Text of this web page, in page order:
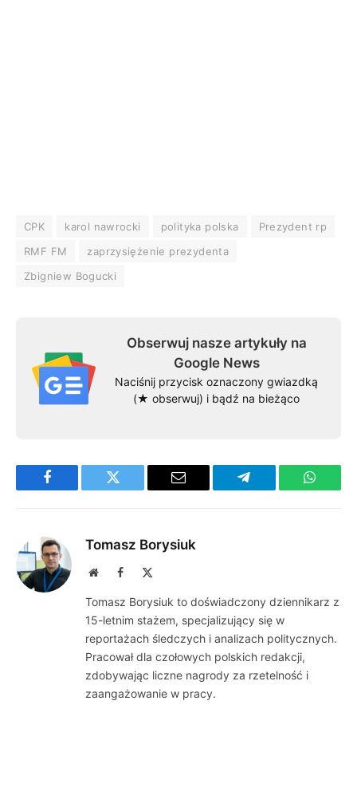
CPK karol nawrocki polityka polska
Prezydent rp
RMF FM
zaprzysiężenie prezydenta
Zbigniew Bogucki
Obserwuj nasze artykuły na
Google News
Naciśnij przycisk oznaczony gwiazdką
(★ obserwuj) i bądź na bieżąco
Facebook Twitter Email Telegram
Tomasz Borysiuk
WebsiteFacebook
Tomasz Borysiuk to doświadczony dziennikarz z
15-letnim stażem, specjalizujący się w
reportażach śledczych i analizach politycznych.
Pracował dla czołowych polskich redakcji,
zdobywając liczne nagrody za rzetelność i
zaangażowanie w pracy.